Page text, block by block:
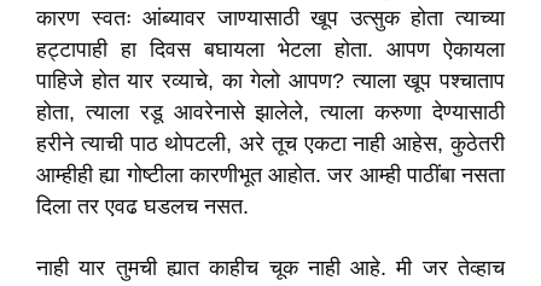
कारण स्वतः आंब्यावर जाण्यासाठी खूप उत्सुक होता त्याच्या
हट्टापाही हा दिवस बघायला भेटला होता. आपण ऐकायला
पाहिजे होत यार रव्याचे, का गेलो आपण? त्याला खूप पश्चाताप
होता, त्याला रडू आवरेनासे झालेले, त्याला करुणा देण्यासाठी
हरीने त्याची पाठ थोपटली, अरे तूच एकटा नाही आहेस, कुठेतरी
आम्हीही ह्या गोष्टीला कारणीभूत आहोत. जर आम्ही पाठींबा नसता
दिला तर एवढ घडलच नसत.
नाही यार तुमची ह्यात काहीच चूक नाही आहे. मी जर तेव्हाच